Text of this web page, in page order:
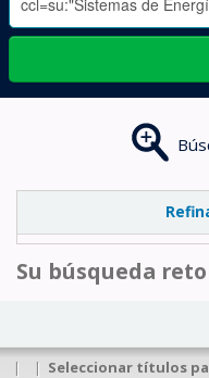
Su búsqueda
| | Seleccionar títulos